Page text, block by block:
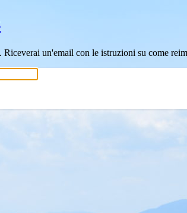
un'email con le istruzioni su come